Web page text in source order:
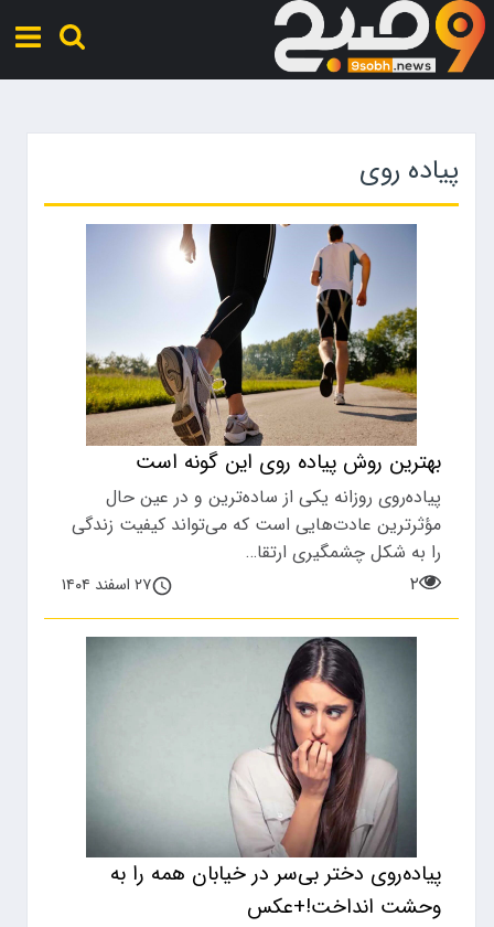
پیاده روی
بهترین روش پیاده روی این گونه است
پیاده‌روی روزانه یکی از ساده‌ترین و در عین حال
مؤثرترین عادت‌هایی است که می‌تواند کیفیت زندگی
را به شکل چشمگیری ارتقا…
۲
۲۷ اسفند ۱۴۰۴
پیاده‌روی دختر بی‌سر در خیابان همه را به
وحشت انداخت!+عکس